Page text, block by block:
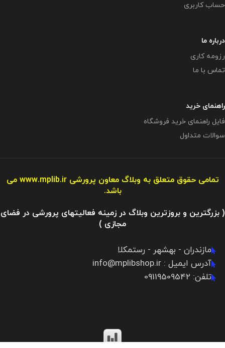
حساب کاربری
درباره ما
رزومه کاری
تماس با ما
راهنمای خرید
فایل راهنمای خرید فروشگاه
سوالات متداول
تمامی حقوق متعلق به وبلاگ معاون پرورشیwww.mplib.ir می
باشد.
( بزرگترین و بروزترین وبلاگ در زمینه فعالیتهای پرورشی در فضای
مجازی )
مازندران - بهشهر - رستمکلا
آدرس ایمیل : info@mplibshop.ir
تلفن: 09119509542​